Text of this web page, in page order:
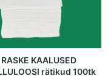
RASKE KAALUSED
TSELLULOOSI rätikud 100tk